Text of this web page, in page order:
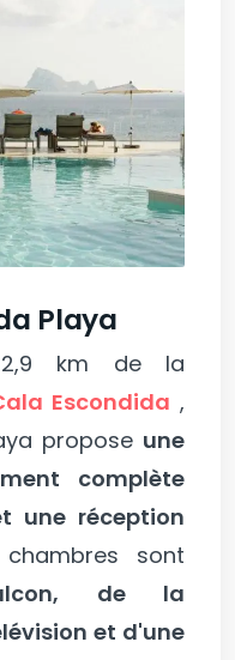
Playa
2,9 km de la
Escondida ,
propose une
complète
une réception
sont
de la
et d'une